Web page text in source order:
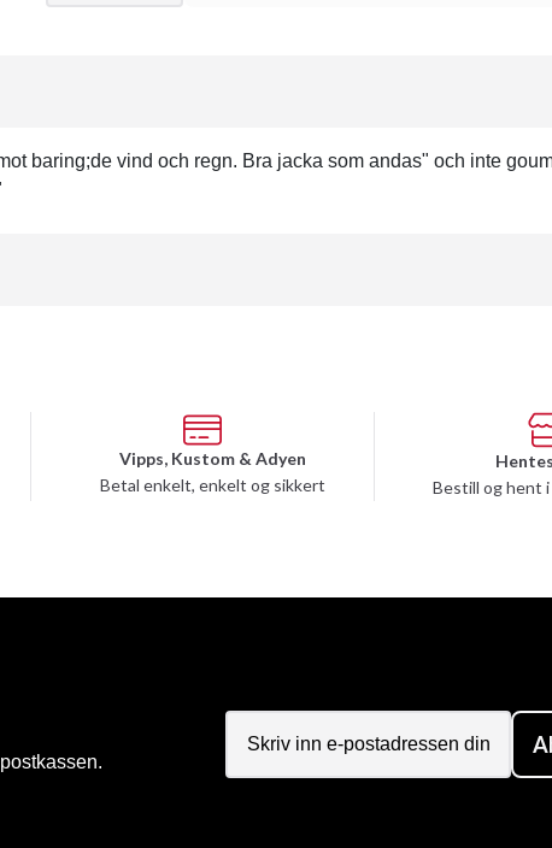
baring;de vind och regn. Bra jacka som andas" och inte
Vipps, Kustom & Adyen
Betal enkelt, enkelt og sikkert
Bestill og hent